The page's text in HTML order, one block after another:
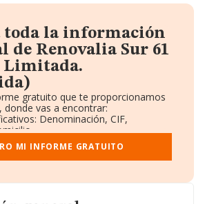
toda la información
de Renovalia Sur 61
Limitada.
gratuito que te proporcionamos
donde vas a encontrar:
Denominación, CIF,
Completo (BORME).
Ventas y Empleados.
y Administradores.
MI INFORME GRATUITO